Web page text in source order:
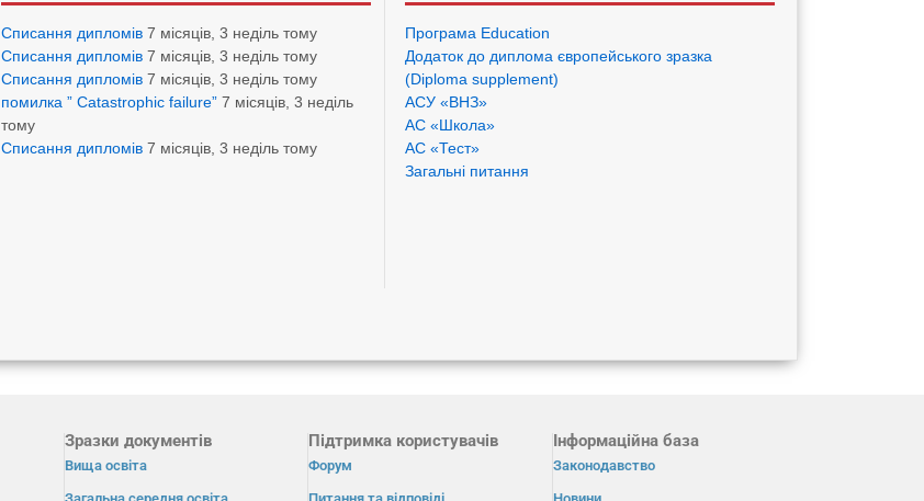
Списання дипломів 7 місяців, 3 неділь тому
Списання дипломів 7 місяців, 3 неділь тому
Списання дипломів 7 місяців, 3 неділь тому
помилка ” Catastrophic failure” 7 місяців, 3 неділь
тому
Списання дипломів 7 місяців, 3 неділь тому
Програма Eduсation
Додаток до диплома європейського зразка
(Diploma supplement)
АСУ «ВНЗ»
АС «Школа»
АС «Тест»
Загальні питання
Зразки документів
Вища освіта
Підтримка користувачів
Форум
Інформаційна база
Законодавство